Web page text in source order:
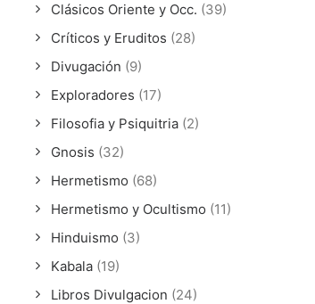
Clásicos Oriente y Occ. (39)
Críticos y Eruditos (28)
Divugación (9)
Exploradores (17)
Filosofia y Psiquitria (2)
Gnosis (32)
Hermetismo (68)
Hermetismo y Ocultismo (11)
Hinduismo (3)
Kabala (19)
Libros Divulgacion (24)